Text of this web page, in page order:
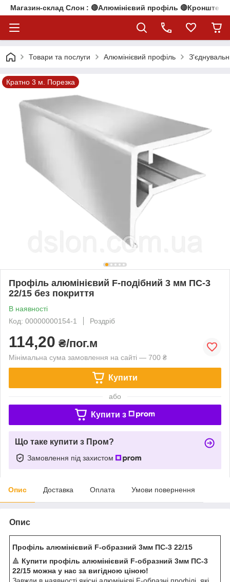
Магазин-склад Слон : 🔴Алюмінієвий профіль
Товари та послуги Алюмінієвий профіль
Кратно 3 м. Порезка
Профіль алюмінієвий F-подібний 3 мм ПС-3
22/15 без покриття
В наявності
Код: 00000000154-1
Роздріб
114,20 ₴/пог.м
Мінімальна сума замовлення на сайті — 700 ₴
Купити
або
Купити з
Що таке купити з Пром?
Замовлення під захистом
Опис Доставка Оплата Умови повернення
Опис
Профіль алюмінієвий F-образний 3мм ПС-3 22/15
🔺 Купити профіль алюмінієвий F-образний 3мм ПС-3
22/15 можна у нас за вигідною ціною!
Завжди в наявності якісні алюмінієві F-образні профілі, які